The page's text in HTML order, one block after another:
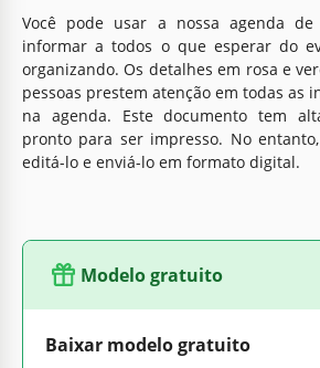
Você pode usar a nossa agenda
informar a todos o que esperar do
organizando. Os detalhes em rosa e
pessoas prestem atenção em todas as
na agenda. Este documento tem
pronto para ser impresso. No
editá-lo e enviá-lo em formato digital.
Modelo gratuito
Baixar modelo gratuito